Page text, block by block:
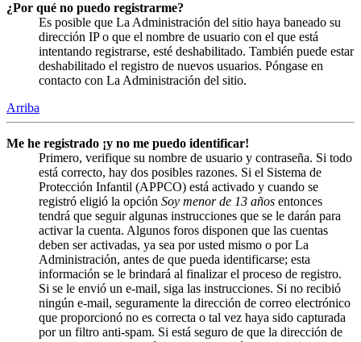
¿Por qué no puedo registrarme?
Es posible que La Administración del sitio haya baneado su
dirección IP o que el nombre de usuario con el que está
intentando registrarse, esté deshabilitado. También puede estar
deshabilitado el registro de nuevos usuarios. Póngase en
contacto con La Administración del sitio.
Arriba
Me he registrado ¡y no me puedo identificar!
Primero, verifique su nombre de usuario y contraseña. Si todo
está correcto, hay dos posibles razones. Si el Sistema de
Protección Infantil (APPCO) está activado y cuando se
registró eligió la opción Soy menor de 13 años entonces
tendrá que seguir algunas instrucciones que se le darán para
activar la cuenta. Algunos foros disponen que las cuentas
deben ser activadas, ya sea por usted mismo o por La
Administración, antes de que pueda identificarse; esta
información se le brindará al finalizar el proceso de registro.
Si se le envió un e-mail, siga las instrucciones. Si no recibió
ningún e-mail, seguramente la dirección de correo electrónico
que proporcionó no es correcta o tal vez haya sido capturada
por un filtro anti-spam. Si está seguro de que la dirección de